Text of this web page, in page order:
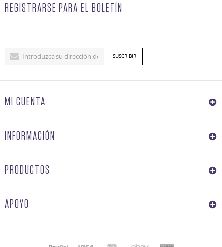
REGISTRARSE PARA EL BOLETÍN
MI CUENTA
INFORMACIÓN
PRODUCTOS
APOYO